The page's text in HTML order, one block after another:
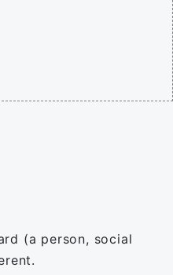
(a person, social